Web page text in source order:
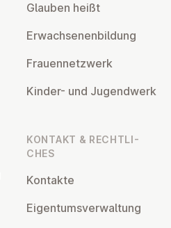
Glauben heißt
Er­wach­se­nen­bil­dung
Frau­en­netz­werk
Kinder- und Ju­gend­werk
KONTAKT & RECHT­LI­
CHES
Kontakte
Ei­gen­tums­ver­wal­tung